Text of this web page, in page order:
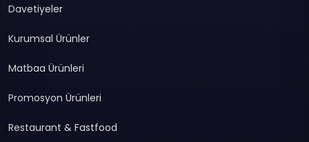
Davetiyeler
Kurumsal Ürünler
Matbaa Ürünleri
Promosyon Ürünleri
Restaurant & Fastfood